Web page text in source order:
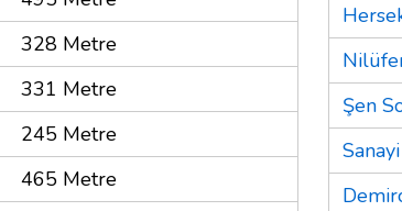
328 Metre
331 Metre
245 Metre
465 Metre
Şen